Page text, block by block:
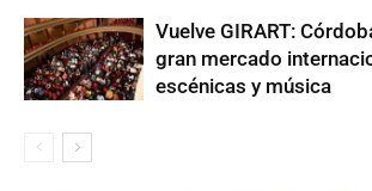
Vuelve GIRART:
gran mercado
escénicas y música